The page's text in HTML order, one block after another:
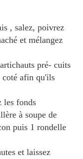
, salez, poivrez
et mélangez
pré- cuits
coté afin qu'ils
les fonds
à soupe de
puis 1 rondelle
et laissez